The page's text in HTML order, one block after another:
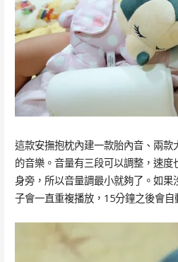
這款安撫抱枕內建一款胎內音、兩
的音樂。音量有三段可以調整，速
身旁，所以音量調最小就夠了。如果
子會一直重複播放，15分鐘之後會自